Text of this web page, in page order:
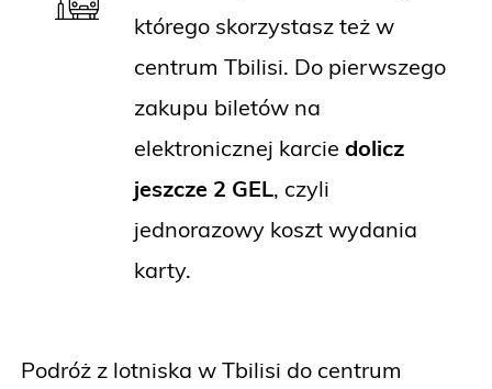
którego skorzystasz też w
centrum Tbilisi. Do pierwszego
zakupu biletów na
elektronicznej karcie dolicz
jeszcze 2 GEL, czyli
jednorazowy koszt wydania
karty.
Podróż z lotniska w Tbilisi do centrum